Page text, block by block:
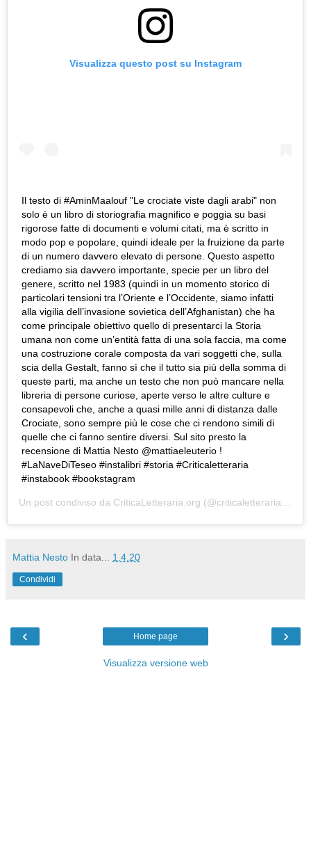
Visualizza questo post su Instagram
Il testo di #AminMaalouf "Le crociate viste dagli arabi" non
solo è un libro di storiografia magnifico e poggia su basi
rigorose fatte di documenti e volumi citati, ma è scritto in
modo pop e popolare, quindi ideale per la fruizione da parte
di un numero davvero elevato di persone. Questo aspetto
crediamo sia davvero importante, specie per un libro del
genere, scritto nel 1983 (quindi in un momento storico di
particolari tensioni tra l’Oriente e l’Occidente, siamo infatti
alla vigilia dell’invasione sovietica dell’Afghanistan) che ha
come principale obiettivo quello di presentarci la Storia
umana non come un’entità fatta di una sola faccia, ma come
una costruzione corale composta da vari soggetti che, sulla
scia della Gestalt, fanno sì che il tutto sia più della somma di
queste parti, ma anche un testo che non può mancare nella
libreria di persone curiose, aperte verso le altre culture e
consapevoli che, anche a quasi mille anni di distanza dalle
Crociate, sono sempre più le cose che ci rendono simili di
quelle che ci fanno sentire diversi. Sul sito presto la
recensione di Mattia Nesto @mattiaeleuterio !
#LaNaveDiTeseo #instalibri #storia #Criticaletteraria
#instabook #bookstagram
Un post condiviso da CriticaLetteraria.org (@criticaletteraria) in data:
Mattia Nesto In data... 1.4.20
Condividi
‹ ›
Home page
Visualizza versione web